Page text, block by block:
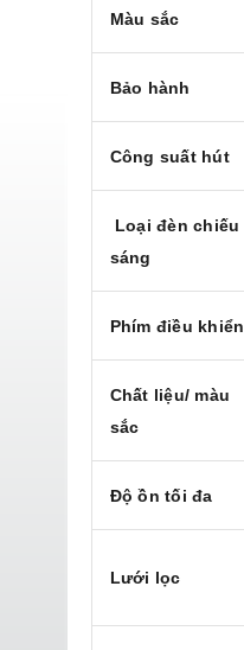
Màu sắc
Bảo hành
Công suất hút
Loại đèn chiếu
sáng
Phím điều khiển
Chất liệu/ màu
sắc
Độ ồn tối đa
Lưới lọc